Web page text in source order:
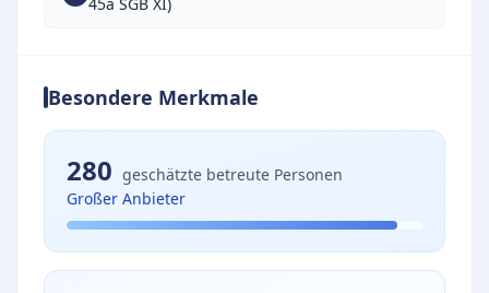
Besondere Merkmale
280 geschätzte betreute Personen
Großer Anbieter